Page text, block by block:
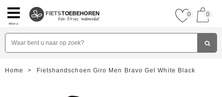
Menu
FIETSTOEBEHOREN 0 0
Home > Fietshandschoen Giro Men Bravo Gel White Black